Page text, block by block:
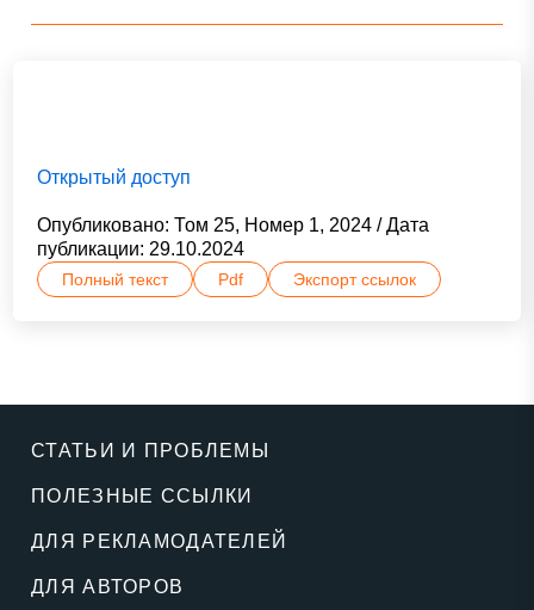
Открытый доступ
Опубликовано: Том 25, Номер 1, 2024 / Дата
публикации: 29.10.2024
Полный текст Pdf Экспорт ссылок
СТАТЬИ И ПРОБЛЕМЫ
ПОЛЕЗНЫЕ ССЫЛКИ
ДЛЯ РЕКЛАМОДАТЕЛЕЙ
ДЛЯ АВТОРОВ